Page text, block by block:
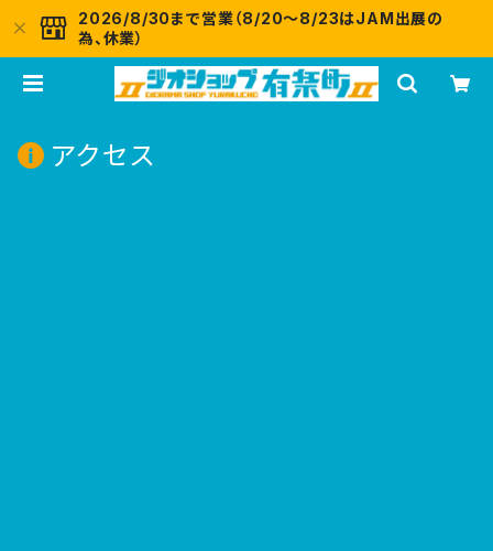
2026/8/30まで営業（8/20～8/23はJAM出展の
為、休業）
アクセス